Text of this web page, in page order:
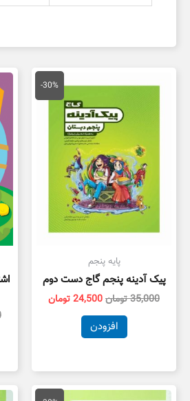
-30%
پایه پنجم
پیک آدینه پنجم گاج دست دوم
35,000تومان
اصلی
35,000 تومان
بود.
24,500تومان
قیمت
فعلی
24,500 تومان
افزودن
قیمت
قیمت